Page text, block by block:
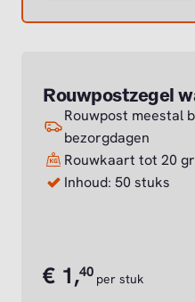
Rouwpostzegel
Rouwpost meestal
bezorgdagen
Rouwkaart tot 20
Inhoud: 50 stuks
€ 1,40 per stuk